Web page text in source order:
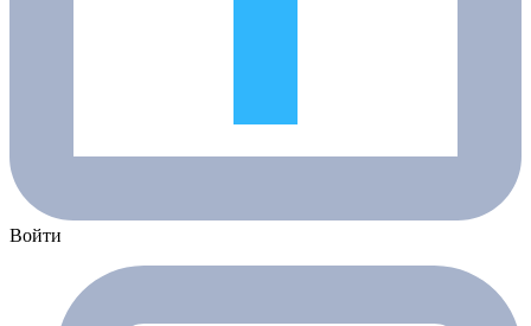
Войти